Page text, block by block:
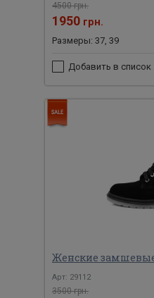
4500 грн.
1950 грн.
Размеры: 37, 39
Добавить в список
Женские замшевые
Арт: 29112
3500 грн.